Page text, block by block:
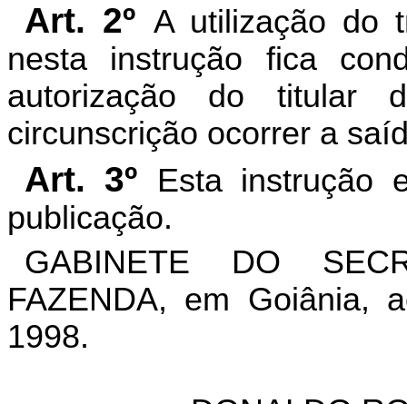
Art. 2º A utilização do
nesta instrução fica
autorização do titular
circunscrição ocorrer a
Art. 3º
Esta instrução
publicação.
GABINETE DO
FAZENDA, em
1998.